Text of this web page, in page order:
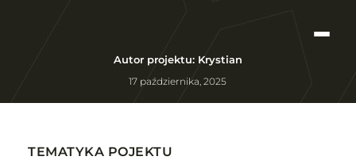
Autor projektu: Krystian
17 października, 2025
TEMATYKA POJEKTU